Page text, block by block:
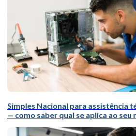
Simples Nacional para assistência
— como saber qual se aplica ao seu